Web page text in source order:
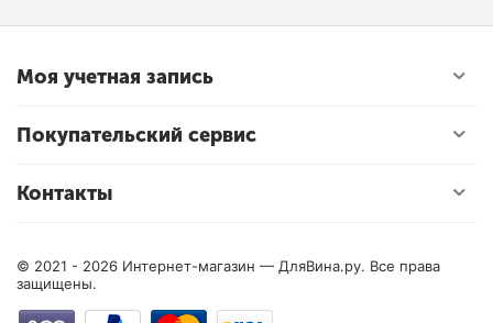
Моя учетная запись
Покупательский сервис
Контакты
© 2021 - 2026 Интернет-магазин — ДляВина.ру. Все права
защищены.